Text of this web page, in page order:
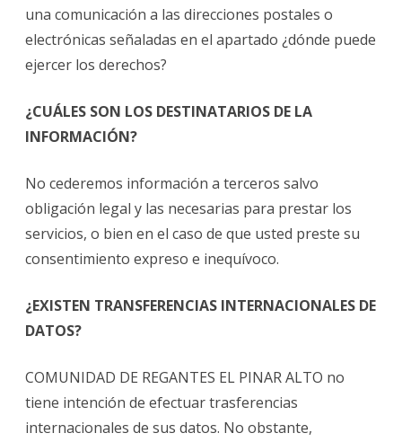
una comunicación a las direcciones postales o
electrónicas señaladas en el apartado ¿dónde puede
ejercer los derechos?
¿CUÁLES SON LOS DESTINATARIOS DE LA
INFORMACIÓN?
No cederemos información a terceros salvo
obligación legal y las necesarias para prestar los
servicios, o bien en el caso de que usted preste su
consentimiento expreso e inequívoco.
¿EXISTEN TRANSFERENCIAS INTERNACIONALES DE
DATOS?
COMUNIDAD DE REGANTES EL PINAR ALTO no
tiene intención de efectuar trasferencias
internacionales de sus datos. No obstante,